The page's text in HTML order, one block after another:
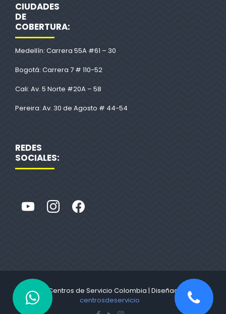
CIUDADES
DE
COBERTURA:
Medellín: Carrera 55A #61 – 30
Bogotá: Carrera 7 # 110-52
Cali: Av. 5 Norte #20A – 58
Pereira: Av. 30 de Agosto # 44-54
REDES
SOCIALES:
© 2022 Centros de Servicio Colombia | Diseñado por
centrosdeservicio